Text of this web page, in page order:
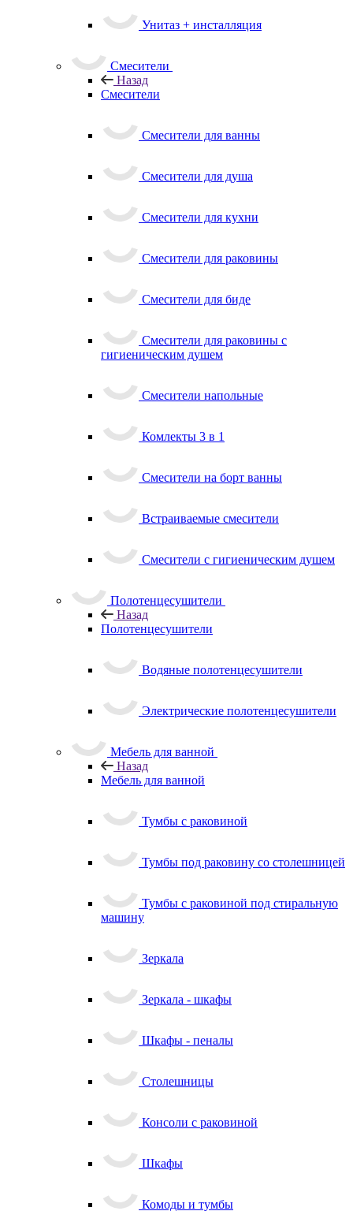
Унитаз + инсталляция
Смесители
Назад
Смесители
Смесители для ванны
Смесители для душа
Смесители для кухни
Смесители для раковины
Смесители для биде
Смесители для раковины с
гигиеническим душем
Смесители напольные
Комлекты 3 в 1
Смесители на борт ванны
Встраиваемые смесители
Смесители с гигиеническим душем
Полотенцесушители
Назад
Полотенцесушители
Водяные полотенцесушители
Электрические полотенцесушители
Мебель для ванной
Назад
Мебель для ванной
Тумбы с раковиной
Тумбы под раковину со столешницей
Тумбы с раковиной под стиральную
машину
Зеркала
Зеркала - шкафы
Шкафы - пеналы
Столешницы
Консоли с раковиной
Шкафы
Комоды и тумбы